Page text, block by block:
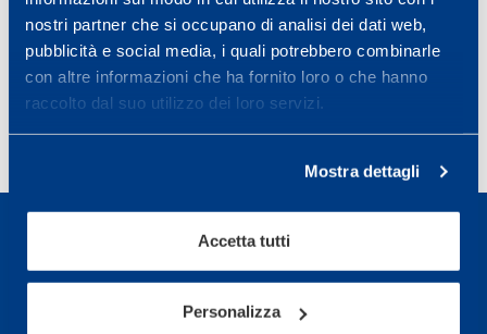
nostri partner che si occupano di analisi dei dati web,
pubblicità e social media, i quali potrebbero combinarle
con altre informazioni che ha fornito loro o che hanno
raccolto dal suo utilizzo dei loro servizi.
Mostra dettagli
Accetta tutti
Personalizza
Leggi tutto
Previous page
Page Page Page
30
Sport Service Mapei S.r.l. - Via Busto Fagnano 38,